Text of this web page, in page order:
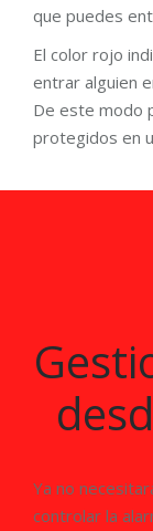
que puedes
El color rojo
entrar alguien
De este modo
protegidos en
Ya no
controlar la